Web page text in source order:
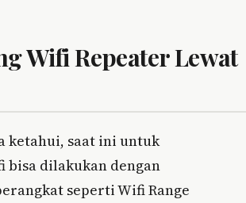
Wifi Repeater Lewat
ketahui, saat ini untuk
bisa dilakukan dengan
seperti Wifi Range